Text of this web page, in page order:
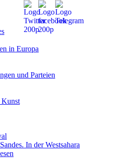
in Europa
und Parteien
Kunst
In der Westsahara